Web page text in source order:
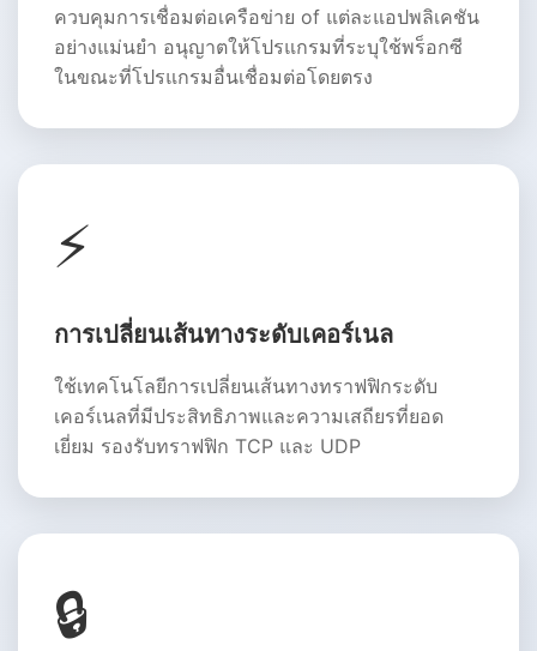
ควบคุมการเชื่อมต่อเครือข่าย of แต่ละแอปพลิเคชัน
อย่างแม่นยำ อนุญาตให้โปรแกรมที่ระบุใช้พร็อกซี
ในขณะที่โปรแกรมอื่นเชื่อมต่อโดยตรง
⚡
การเปลี่ยนเส้นทางระดับเคอร์เนล
ใช้เทคโนโลยีการเปลี่ยนเส้นทางทราฟฟิกระดับ
เคอร์เนลที่มีประสิทธิภาพและความเสถียรที่ยอด
เยี่ยม รองรับทราฟฟิก TCP และ UDP
🔒